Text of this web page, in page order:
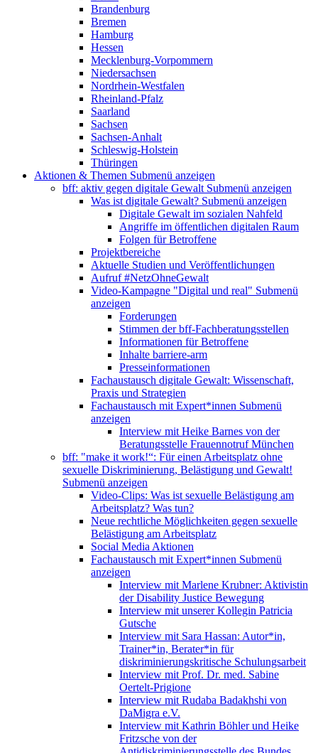
Brandenburg
Bremen
Hamburg
Hessen
Mecklenburg-Vorpommern
Niedersachsen
Nordrhein-Westfalen
Rheinland-Pfalz
Saarland
Sachsen
Sachsen-Anhalt
Schleswig-Holstein
Thüringen
Aktionen & Themen Submenü anzeigen
bff: aktiv gegen digitale Gewalt Submenü anzeigen
Was ist digitale Gewalt? Submenü anzeigen
Digitale Gewalt im sozialen Nahfeld
Angriffe im öffentlichen digitalen Raum
Folgen für Betroffene
Projektbereiche
Aktuelle Studien und Veröffentlichungen
Aufruf #NetzOhneGewalt
Video-Kampagne "Digital und real" Submenü
anzeigen
Forderungen
Stimmen der bff-Fachberatungsstellen
Informationen für Betroffene
Inhalte barriere-arm
Presseinformationen
Fachaustausch digitale Gewalt: Wissenschaft,
Praxis und Strategien
Fachaustausch mit Expert*innen Submenü
anzeigen
Interview mit Heike Barnes von der
Beratungsstelle Frauennotruf München
bff: "make it work!“: Für einen Arbeitsplatz ohne
sexuelle Diskriminierung, Belästigung und Gewalt!
Submenü anzeigen
Video-Clips: Was ist sexuelle Belästigung am
Arbeitsplatz? Was tun?
Neue rechtliche Möglichkeiten gegen sexuelle
Belästigung am Arbeitsplatz
Social Media Aktionen
Fachaustausch mit Expert*innen Submenü
anzeigen
Interview mit Marlene Krubner: Aktivistin
der Disability Justice Bewegung
Interview mit unserer Kollegin Patricia
Gutsche
Interview mit Sara Hassan: Autor*in,
Trainer*in, Berater*in für
diskriminierungskritische Schulungsarbeit
Interview mit Prof. Dr. med. Sabine
Oertelt-Prigione
Interview mit Rudaba Badakhshi von
DaMigra e.V.
Interview mit Kathrin Böhler und Heike
Fritzsche von der